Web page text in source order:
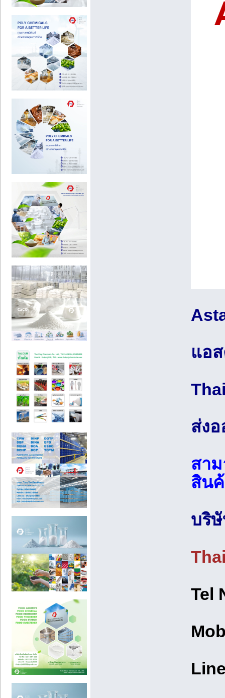
แอ
ส่ง
สา
สิน
บริ
Tel